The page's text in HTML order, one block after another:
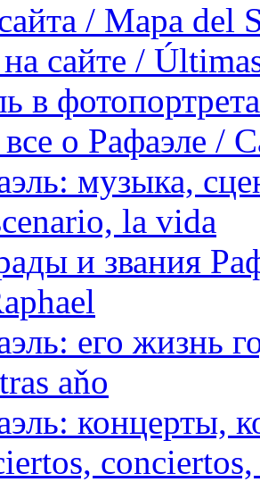
/ Mapa del
сайте /
в
о Рафаэле /
музыка,
la vida
и звания
его жизнь
aňo
концерты,